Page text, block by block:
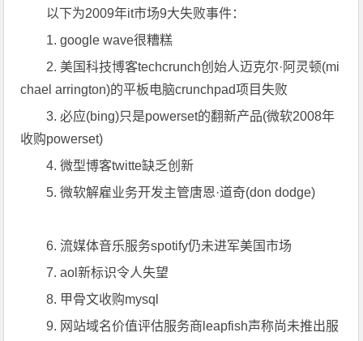
以下为2009年it市场9大失败事件：
1. google wave很糟糕
2. 美国科技博客techcrunch创始人迈克尔·阿灵顿(mi
chael arrington)的平板电脑crunchpad项目失败
3. 必应(bing)只是powerset的翻新产品(微软2008年
收购powerset)
4. 微型博客twitte缺乏创新
5. 微软解雇业务开发主管唐恩·道奇(don dodge)
6. 流媒体音乐服务spotify仍未进军美国市场
7. aol新标识令人失望
8. 甲骨文收购mysql
9. 网站域名价值评估服务商leapfish声称尚未推出服